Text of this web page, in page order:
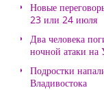
Новые
23 или 24 июля
Два человека
ночной атаки на
Подростки
Владивостока